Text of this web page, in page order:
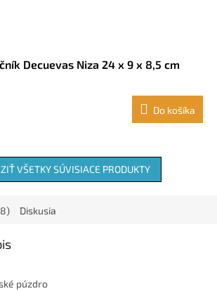
Decuevas Niza 24 x 9 x 8,5 cm
Do košíka
VŠETKY SÚVISIACE PRODUKTY
Diskusia
púzdro